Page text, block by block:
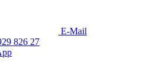
E-Mail
826 27